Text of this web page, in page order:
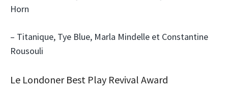
Horn
– Titanique, Tye Blue, Marla Mindelle et Constantine
Rousouli
Le Londoner Best Play Revival Award